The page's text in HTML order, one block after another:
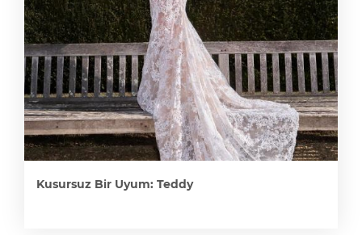
Kusursuz Bir Uyum: Teddy